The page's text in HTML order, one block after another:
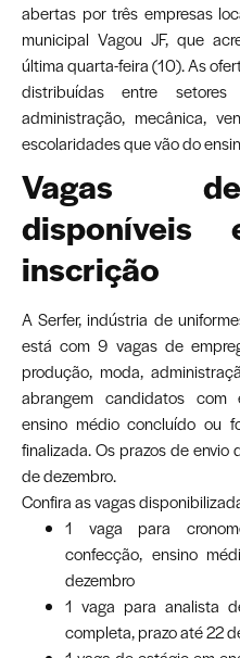
abertas por três empresas
municipal Vagou JF, que
última quarta-feira (10). As
distribuídas entre
administração, mecânica,
escolaridades que vão do
Vagas
inscrição
A Serfer, indústria de
está com 9 vagas de
produção, moda,
abrangem candidatos com
ensino médio concluído ou
finalizada. Os prazos de
de dezembro.
Confira as vagas
1 vaga para
confecção, ensino
dezembro
1 vaga para analista
completa, prazo até 22